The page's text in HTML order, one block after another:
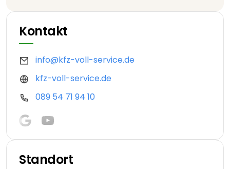
Kontakt
info@kfz-voll-service.de
kfz-voll-service.de
089 54 71 94 10
Standort